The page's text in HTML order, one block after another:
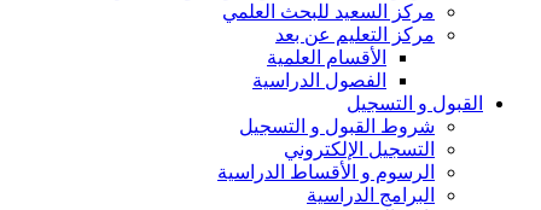
مركز السعيد للبحث العلمي
مركز التعليم عن بعد
الأقسام العلمية
الفصول الدراسية
القبول و التسجيل
شروط القبول و التسجيل
التسجيل الإلكتروني
الرسوم و الأقساط الدراسية
البرامج الدراسية